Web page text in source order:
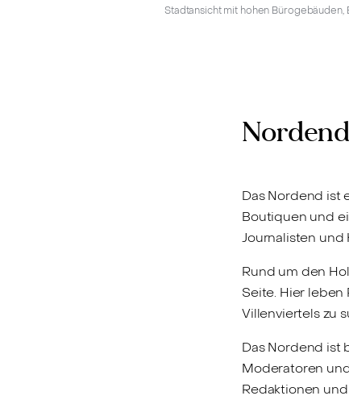
Stadtansicht mit hohen
Das Nordend ist
Boutiquen und
Journalisten und
Rund um den
Seite. Hier leben
Villenviertels zu
Das Nordend
Moderatoren
Redaktionen